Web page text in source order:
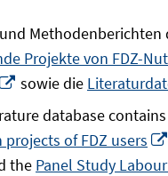
Projekte von FDZ-
In
neuem
Fenster
öffnen
sowie die
database
of FDZ users
the Panel Study